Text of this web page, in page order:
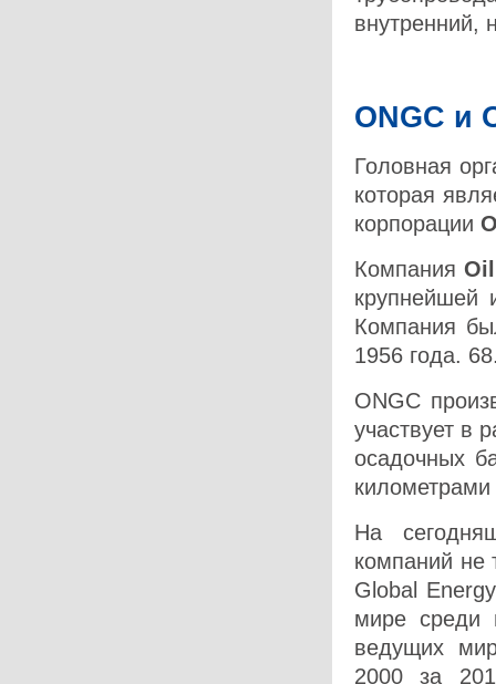
внутренний,
ONGC и
Головная
которая
корпорации
Компания
крупнейшей
Компания
1956 года.
ONGC
участвует в
осадочных
На
компаний не
Global
мире среди
ведущих
2000 за